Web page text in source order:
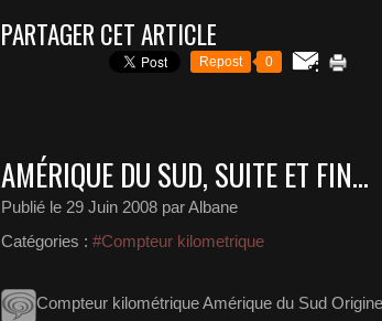
PARTAGER CET ARTICLE
Repost 0
AMÉRIQUE DU SUD, SUITE ET FIN...
Publié le 29 Juin 2008 par Albane
Catégories : #Compteur kilometrique
Compteur kilométrique Amérique du Sud